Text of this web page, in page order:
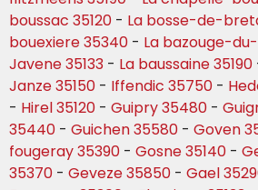
boussac 35120 - La bosse-de-
bouexiere 35340 - La bazouge-
Javene 35133 - La baussaine 35190
Janze 35150 - Iffendic 35750 -
- Hirel 35120 - Guipry 35480 -
35440 - Guichen 35580 - Goven
fougeray 35390 - Gosne 35140 -
35370 - Geveze 35850 - Gael